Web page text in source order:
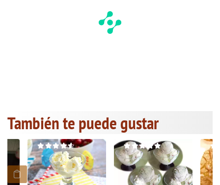
También te puede gustar